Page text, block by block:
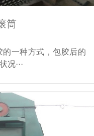
筒
一种方式，包胶后的
况···